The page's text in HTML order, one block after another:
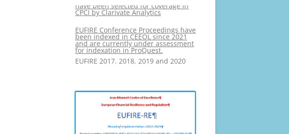
PHOTO GALLERY
CPCI by Clarivate Analytics
been indexed in CEEOL since 2021
and are currently under assessment
for indexation in ProQuest.
EUFIRE 2017, 2018, 2019 and 2020
have been selected for coverage in
CPCI by Clarivate Analytics